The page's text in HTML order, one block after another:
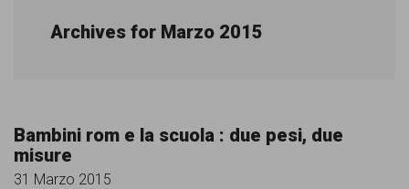
razzismo
informazione,
approfondimento
Archives for Marzo 2015
Bambini rom e la scuola : due pesi, due
misure
31 Marzo 2015